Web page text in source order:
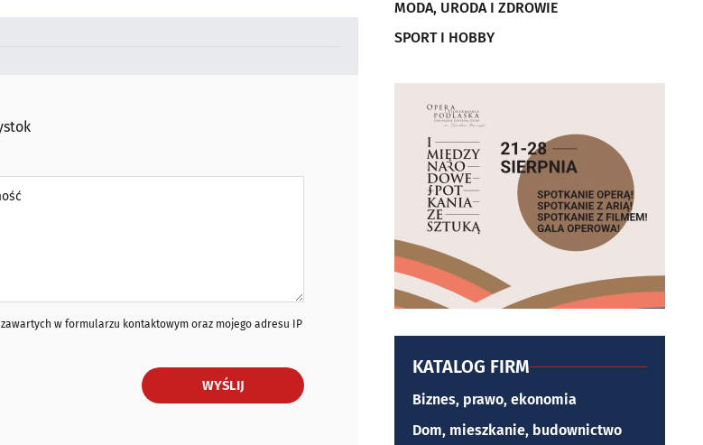
w formularzu kontaktowym oraz mojego adresu IP
WYŚLIJ
MODA, URODA I ZDROWIE
SPORT I HOBBY
KATALOG FIRM
Biznes, prawo, ekonomia
Dom, mieszkanie, budownictwo